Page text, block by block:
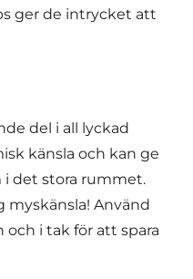
ger de intrycket att
del i all lyckad
känsla och kan ge
i det stora rummet.
myskänsla! Använd
och i tak för att spara